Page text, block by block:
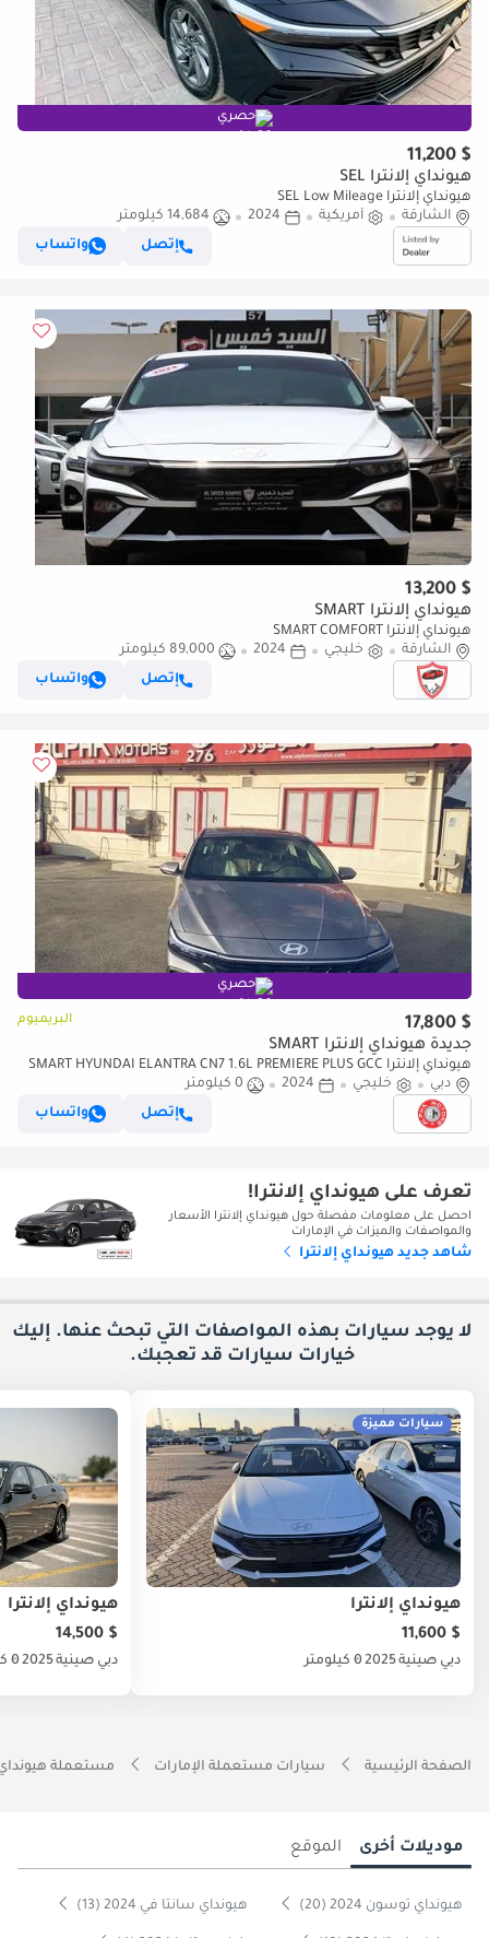
حصري
$ 11,200
هيونداي إلانترا SEL
هيونداي إلانترا SEL Low Mileage
الشارقة
أمريكية 2024
14,684 كيلومتر
إتصل
واتساب
$ 13,200
هيونداي إلانترا SMART
هيونداي إلانترا SMART COMFORT
الشارقة
خليجي 2024
89,000 كيلومتر
إتصل
واتساب
حصري
$ 17,800 البريميوم
جديدة هيونداي إلانترا SMART
هيونداي إلانترا SMART HYUNDAI ELANTRA CN7 1.6L PREMIERE PLUS GCC
SPECS 2024 MODEL 17800 EXPORT PRICE
دبي خليجي 2024
0 كيلومتر
إتصل
واتساب
تعرف على هيونداي إلانترا!
احصل على معلومات مفصلة حول هيونداي إلانترا الأسعار
والمواصفات والميزات في الإمارات
شاهد جديد هيونداي إلانترا
لا يوجد سيارات بهذه المواصفات التي تبحث عنها. إليك
خيارات سيارات قد تعجبك.
سيارات مميزة
هيونداي إلانترا
$ 11,600
دبي صينية20250 كيلومتر
هيونداي إلانترا
$ 14,500
دبي صينية20250 كيلومتر
الصفحة الرئيسية سيارات مستعملة الإمارات مستعملة هيونداي
موديلات أخرى الموقع
هيونداي توسون 2024 (20) هيونداي سانتا في 2024 (13)